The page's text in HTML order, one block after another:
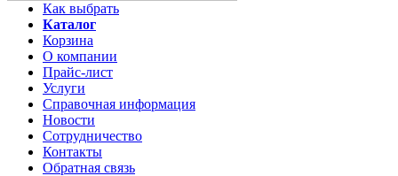
Как выбрать
Каталог
Корзина
О компании
Прайс-лист
Услуги
Справочная информация
Новости
Сотрудничество
Контакты
Обратная связь